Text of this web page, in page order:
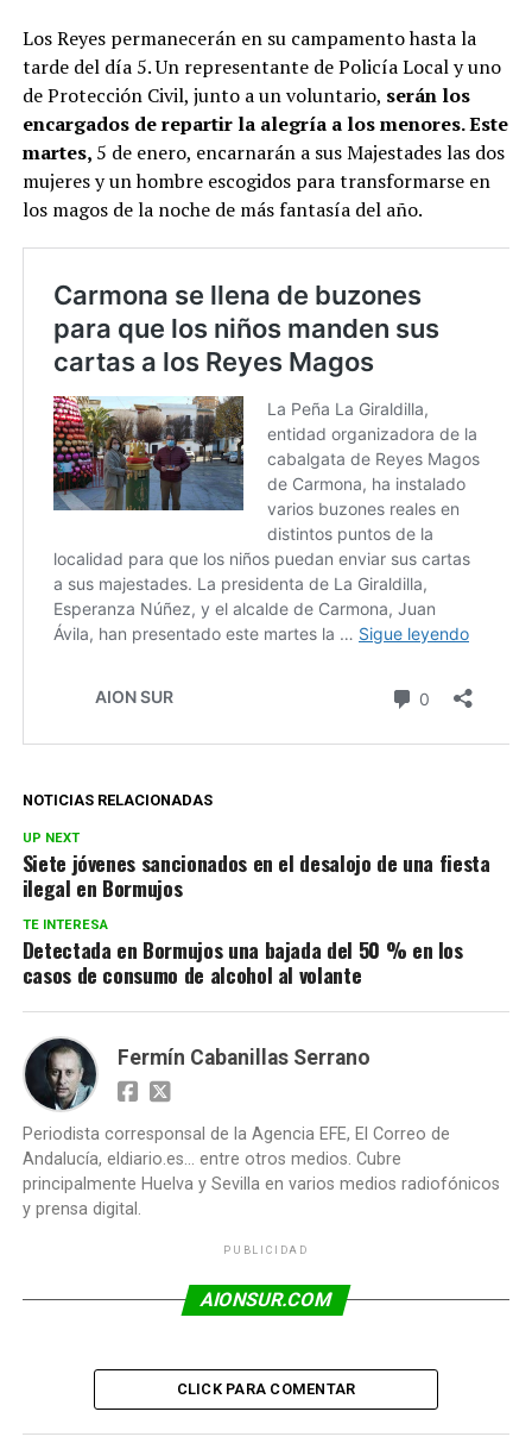
Los Reyes permanecerán en su campamento hasta la
tarde del día 5. Un representante de Policía Local y uno
de Protección Civil, junto a un voluntario, serán los
encargados de repartir la alegría a los menores. Este
martes, 5 de enero, encarnarán a sus Majestades las dos
mujeres y un hombre escogidos para transformarse en
los magos de la noche de más fantasía del año.
NOTICIAS RELACIONADAS
UP NEXT
Siete jóvenes sancionados en el desalojo de una fiesta
ilegal en Bormujos
TE INTERESA
Detectada en Bormujos una bajada del 50 % en los
casos de consumo de alcohol al volante
Fermín Cabanillas Serrano
Periodista corresponsal de la Agencia EFE, El Correo de
Andalucía, eldiario.es... entre otros medios. Cubre
principalmente Huelva y Sevilla en varios medios radiofónicos
y prensa digital.
PUBLICIDAD
AIONSUR.COM
CLICK PARA COMENTAR